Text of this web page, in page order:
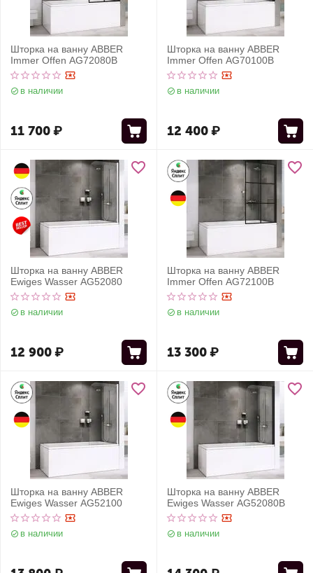
Шторка на ванну ABBER
Immer Offen AG72080B
в наличии
11 700₽
Шторка на ванну ABBER
Immer Offen AG70100B
в наличии
12 400₽
Шторка на ванну ABBER
Ewiges Wasser AG52080
в наличии
12 900₽
Шторка на ванну ABBER
Immer Offen AG72100B
в наличии
13 300₽
Шторка на ванну ABBER
Ewiges Wasser AG52100
в наличии
Шторка на ванну ABBER
Ewiges Wasser AG52080B
в наличии